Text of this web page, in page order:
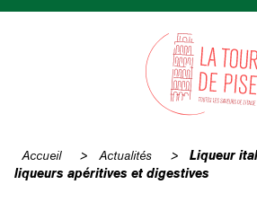
Accueil > Actualités >
Liqueur
liqueurs apéritives et digestives